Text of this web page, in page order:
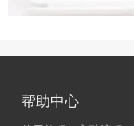
帮助中心